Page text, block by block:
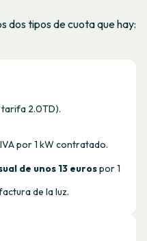
dos tipos de cuota que hay:
2.0TD).
por 1 kW contratado.
de unos 13 eurospor 1
de la luz.